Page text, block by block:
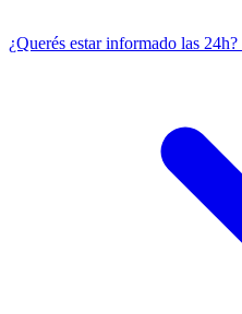
¿Querés estar informado las 24h?